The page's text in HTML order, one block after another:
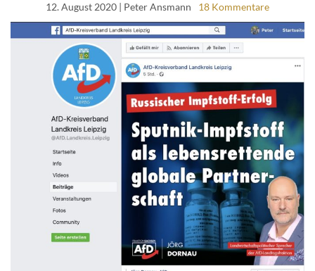
12. August 2020 | Peter Ansmann 18 Kommentare